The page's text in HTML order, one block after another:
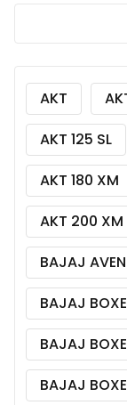
AKT
AKT 125 SL
AKT 180 XM
AKT 200 XM
BAJAJ
BAJAJ
BAJAJ
BAJAJ